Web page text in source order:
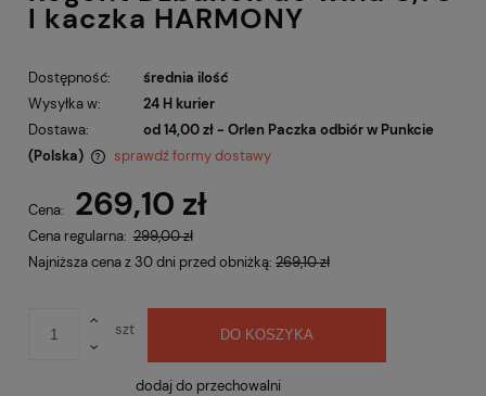
l kaczka HARMONY
Dostępność:
średnia ilość
Wysyłka w:
24 H kurier
Dostawa:
od 14,00 zł - Orlen Paczka odbiór w Punkcie
(Polska)
sprawdź formy dostawy
Cena: 269,10 zł
Cena regularna: 299,00 zł
Najniższa cena z 30 dni przed obniżką: 269,10 zł
szt DO KOSZYKA
dodaj do przechowalni